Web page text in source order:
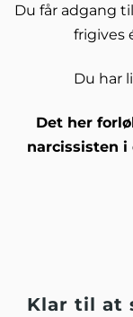
Du får adgang
frigives
Du har
Det her
narcissisten i
Klar til at